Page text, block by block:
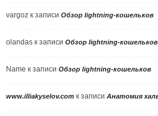
vargoz к записи Обзор lightning-кошельков
olandas к записи Обзор lightning-кошельков
Name к записи Обзор lightning-кошельков
www.illiakyselov.com к записи Анатомия